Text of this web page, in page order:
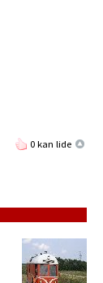
0 kan lide